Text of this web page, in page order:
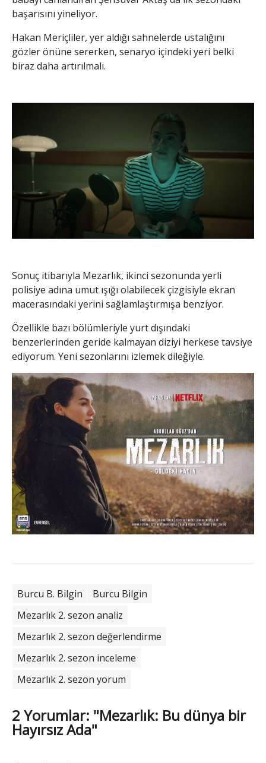
başarısını yineliyor.
Hakan Meriçliler, yer aldığı sahnelerde ustalığını
gözler önüne sererken, senaryo içindeki yeri belki
biraz daha artırılmalı.
Sonuç itibarıyla Mezarlık, ikinci sezonunda yerli
polisiye adına umut ışığı olabilecek çizgisiyle ekran
macerasındaki yerini sağlamlaştırmışa benziyor.
Özellikle bazı bölümleriyle yurt dışındaki
benzerlerinden geride kalmayan diziyi herkese tavsiye
ediyorum. Yeni sezonlarını izlemek dileğiyle.
Burcu B. Bilgin
Burcu Bilgin
Mezarlık 2. sezon analiz
Mezarlık 2. sezon değerlendirme
Mezarlık 2. sezon inceleme
Mezarlık 2. sezon yorum
2 Yorumlar: "Mezarlık: Bu dünya bir
Hayırsız Ada"